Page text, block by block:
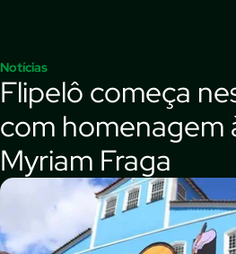
Notícias
Flipelô começa
com homenagem
Myriam Fraga